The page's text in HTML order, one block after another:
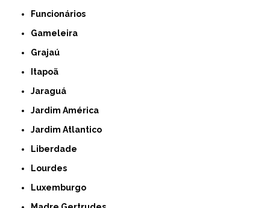
Funcionários
Gameleira
Grajaú
Itapoã
Jaraguá
Jardim América
Jardim Atlantico
Liberdade
Lourdes
Luxemburgo